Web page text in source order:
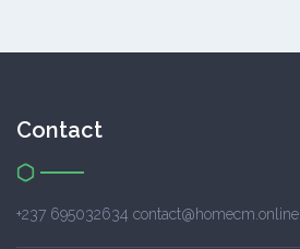
Contact
+237 695032634 contact@homecm.online